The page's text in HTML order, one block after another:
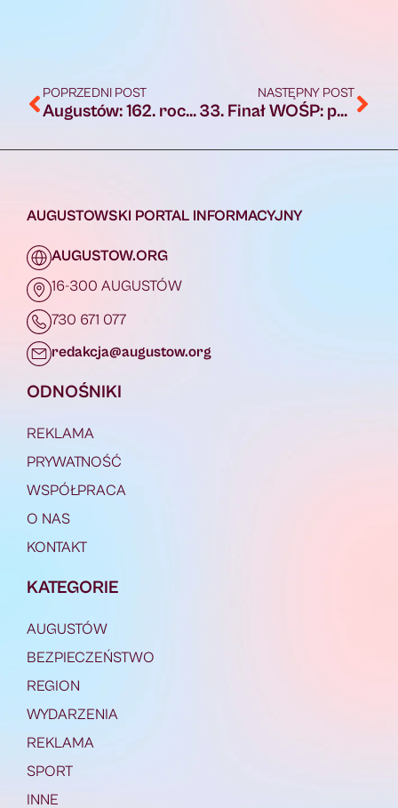
POPRZEDNI POST
Augustów: 162. rocznica wybuchu Powstania Styczniowego
NASTĘPNY POST
33. Finał WOŚP: przed północą na koncie 178,5 mln zł
AUGUSTOWSKI PORTAL INFORMACYJNY
AUGUSTOW.ORG
16-300 AUGUSTÓW
730 671 077
redakcja@augustow.org
ODNOŚNIKI
REKLAMA
PRYWATNOŚĆ
WSPÓŁPRACA
O NAS
KONTAKT
KATEGORIE
AUGUSTÓW
BEZPIECZEŃSTWO
REGION
WYDARZENIA
REKLAMA
SPORT
INNE